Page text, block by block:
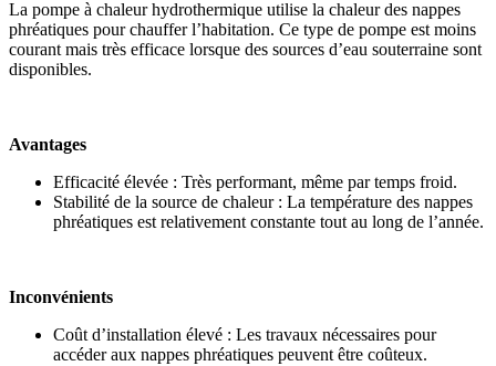
La pompe à chaleur hydrothermique utilise la chaleur des nappes
phréatiques pour chauffer l’habitation. Ce type de pompe est moins
courant mais très efficace lorsque des sources d’eau souterraine sont
disponibles.
Avantages
Efficacité élevée : Très performant, même par temps froid.
Stabilité de la source de chaleur : La température des nappes
phréatiques est relativement constante tout au long de l’année.
Inconvénients
Coût d’installation élevé : Les travaux nécessaires pour
accéder aux nappes phréatiques peuvent être coûteux.